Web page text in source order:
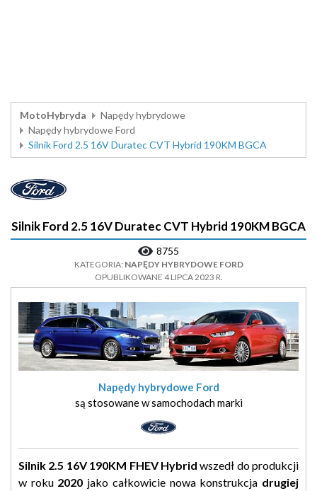
MotoHybryda
Napędy hybrydowe
Napędy hybrydowe Ford
Silnik Ford 2.5 16V Duratec CVT Hybrid 190KM BGCA
Silnik Ford 2.5 16V Duratec CVT Hybrid 190KM BGCA
8755
KATEGORIA: NAPĘDY HYBRYDOWE FORD
OPUBLIKOWANE 4 LIPCA 2023 R.
Napędy hybrydowe Ford
są stosowane w samochodach marki
Silnik 2.5 16V 190KM FHEV Hybrid wszedł do produkcji
w roku 2020 jako całkowicie nowa konstrukcja drugiej